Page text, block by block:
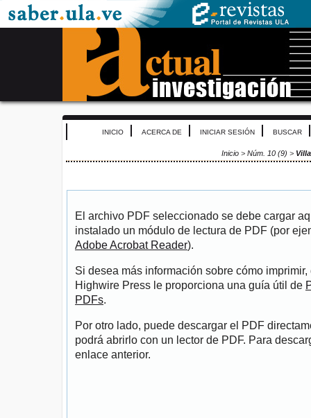
INICIO ACERCA DE INICIAR SESIÓN BUSCAR
Inicio > Núm. 10 (9) >
El archivo PDF seleccionado se debe cargar
instalado un módulo de lectura de PDF (por
Adobe Acrobat Reader).
Si desea más información sobre cómo
Highwire Press le proporciona una guía útil de
PDFs.
Por otro lado, puede descargar el PDF
podrá abrirlo con un lector de PDF. Para
enlace anterior.